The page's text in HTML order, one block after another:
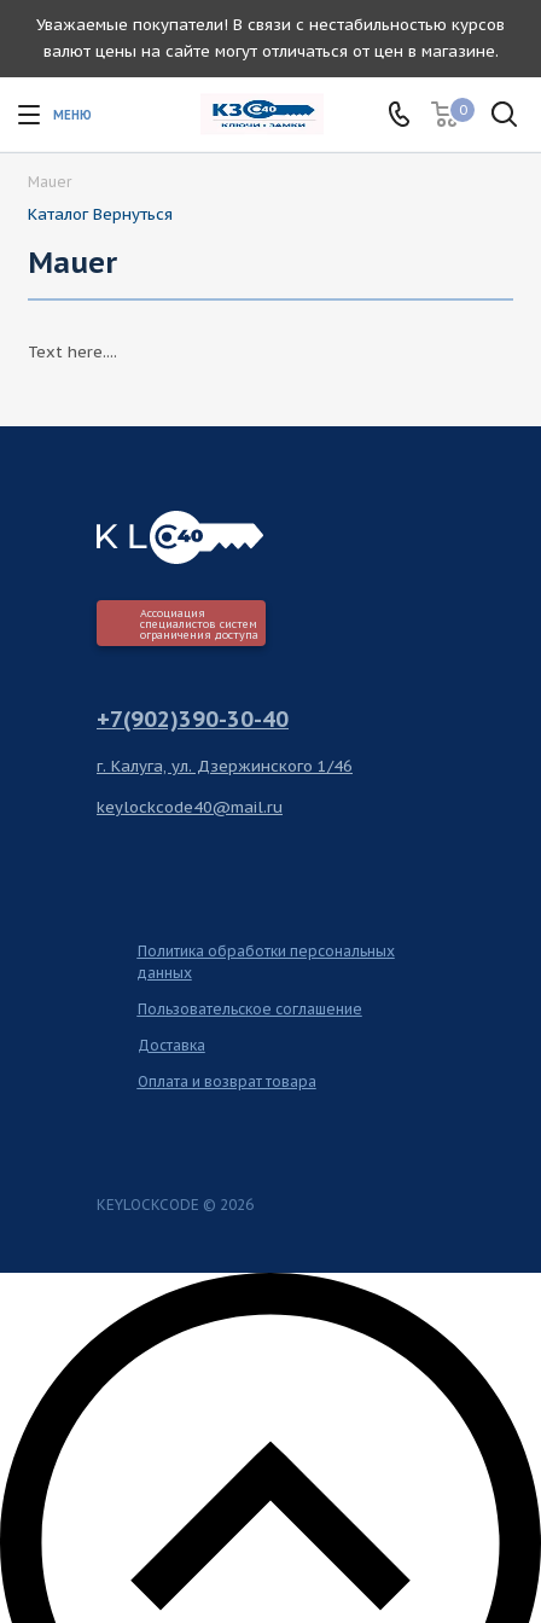
Уважаемые покупатели! В связи с нестабильностью курсов
валют цены на сайте могут отличаться от цен в магазине.
0
Mauer
Каталог Вернуться
Mauer
Text here....
Ассоциация
специалистов систем
ограничения доступа
+7(902)390-30-40
г. Калуга, ул. Дзержинского 1/46
keylockcode40@mail.ru
Политика обработки персональных
данных
Пользовательское соглашение
Доставка
Оплата и возврат товара
KEYLOCKCODE © 2026